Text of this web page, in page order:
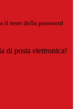
il reset della password
di posta elettronica!